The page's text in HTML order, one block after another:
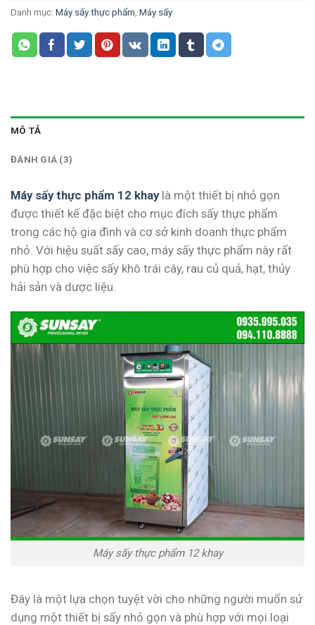
Danh mục: Máy sấy thực phẩm Máy sấy
MÔ TẢ
ĐÁNH GIÁ (3)
Máy sấy thực phẩm 12 khaylà một thiết bị nhỏ gọn
được thiết kế đặc biệt cho mục đích sấy thực phẩm
trong các hộ gia đình và cơ sở kinh doanh thực phẩm
nhỏ. Với hiệu suất sấy cao, máy sấy thực phẩm này rất
phù hợp cho việc sấy khô trái cây, rau củ quả, hạt, thủy
hải sản và dược liệu.
Máy sấy thực phẩm 12 khay
Đây là một lựa chọn tuyệt vời cho những người muốn sử
dụng một thiết bị sấy nhỏ gọn và phù hợp với mọi loại